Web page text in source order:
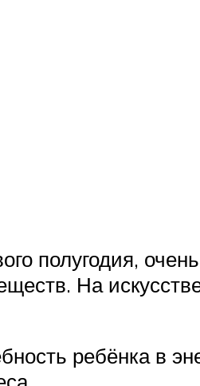
полугодия,
На
ребёнка в